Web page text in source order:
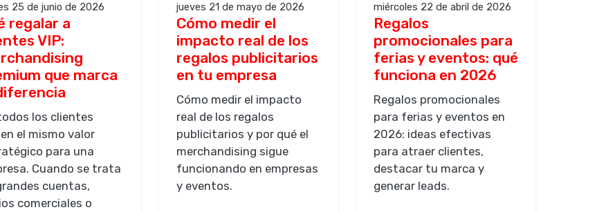
25 de junio de 2026
regalar a
VIP:
que marca
los clientes
el mismo valor
para una
Cuando se trata
cuentas,
comerciales o
jueves 21 de mayo de 2026
Cómo medir el
impacto real de los
regalos publicitarios
en tu empresa
Cómo medir el impacto
real de los regalos
publicitarios y por qué el
merchandising sigue
funcionando en empresas
y eventos.
miércoles 22 de abril de 2026
Regalos
promocionales para
ferias y eventos: qué
funciona en 2026
Regalos promocionales
para ferias y eventos en
2026: ideas efectivas
para atraer clientes,
destacar tu marca y
generar leads.